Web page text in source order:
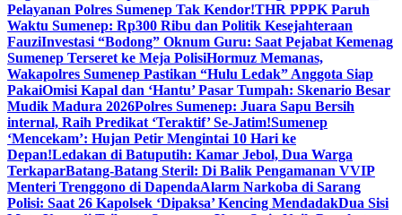
Pelayanan Polres Sumenep Tak Kendor!THR PPPK Paruh
Waktu Sumenep: Rp300 Ribu dan Politik Kesejahteraan
FauziInvestasi “Bodong” Oknum Guru: Saat Pejabat Kemenag
Sumenep Terseret ke Meja PolisiHormuz Memanas,
Wakapolres Sumenep Pastikan “Hulu Ledak” Anggota Siap
PakaiOmisi Kapal dan ‘Hantu’ Pasar Tumpah: Skenario Besar
Mudik Madura 2026Polres Sumenep: Juara Sapu Bersih
internal, Raih Predikat ‘Teraktif’ Se-Jatim!Sumenep
‘Mencekam’: Hujan Petir Mengintai 10 Hari ke
Depan!Ledakan di Batuputih: Kamar Jebol, Dua Warga
TerkaparBatang-Batang Steril: Di Balik Pengamanan VVIP
Menteri Trenggono di DapendaAlarm Narkoba di Sarang
Polisi: Saat 26 Kapolsek ‘Dipaksa’ Kencing MendadakDua Sisi